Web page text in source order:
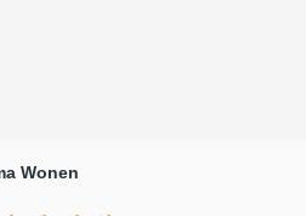
Wonen